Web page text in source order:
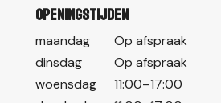
Openingstijden
maandag
Op afspraak
dinsdag
Op afspraak
woensdag
11:00–17:00